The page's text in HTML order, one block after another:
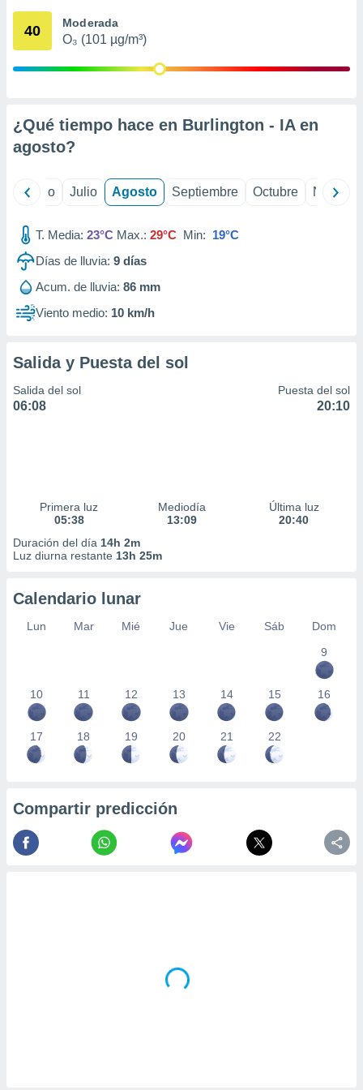
mediante
publicidad
1199
40 Moderada
O₃ (101 µg/m³)
¿Qué tiempo hace en Burlington - IA en
agosto?
Junio Julio Agosto Septiembre Octubre
T. Media: 23°C Max.: 29°C Min: 19°C
Días de lluvia: 9 días
Acum. de lluvia: 86 mm
Viento medio: 10 km/h
Salida y Puesta del sol
Salida del sol
06:08
Puesta del sol
20:10
Primera luz
05:38
Mediodía
13:09
Última luz
20:40
Duración del día 14h 2m
Luz diurna restante 13h 25m
Calendario lunar
Lun Mar Mié Jue Vie Sáb
Dom
9
10 11 12 13 14 15 16
17 18 19 20 21 22
Compartir predicción